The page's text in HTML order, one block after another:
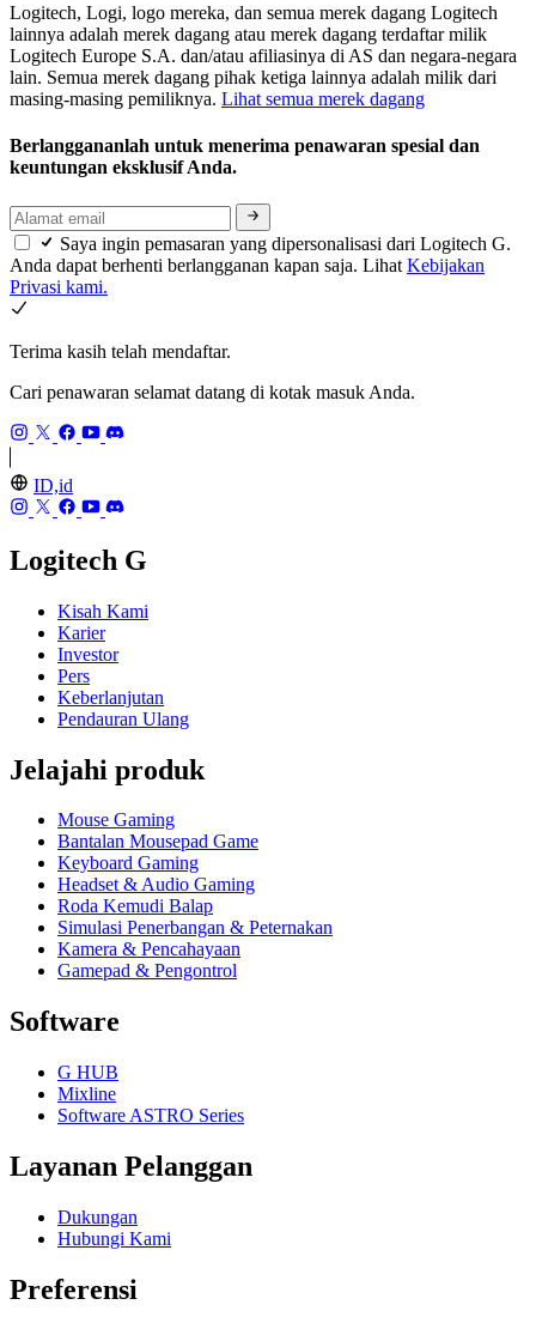
Logitech, Logi, logo mereka, dan semua merek dagang Logitech
lainnya adalah merek dagang atau merek dagang terdaftar milik
Logitech Europe S.A. dan/atau afiliasinya di AS dan negara-negara
lain. Semua merek dagang pihak ketiga lainnya adalah milik dari
masing-masing pemiliknya. Lihat semua merek dagang
Berlanggananlah untuk menerima penawaran spesial dan
keuntungan eksklusif Anda.
Saya ingin pemasaran yang dipersonalisasi dari Logitech G.
Anda dapat berhenti berlangganan kapan saja. Lihat Kebijakan
Privasi kami.
Terima kasih telah mendaftar.
Cari penawaran selamat datang di kotak masuk Anda.
ID,id
Logitech G
Kisah Kami
Karier
Investor
Pers
Keberlanjutan
Pendauran Ulang
Jelajahi produk
Mouse Gaming
Bantalan Mousepad Game
Keyboard Gaming
Headset & Audio Gaming
Roda Kemudi Balap
Simulasi Penerbangan & Peternakan
Kamera & Pencahayaan
Gamepad & Pengontrol
Software
G HUB
Mixline
Software ASTRO Series
Layanan Pelanggan
Dukungan
Hubungi Kami
Preferensi